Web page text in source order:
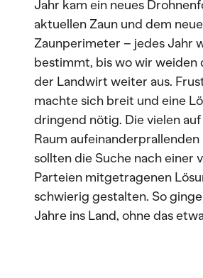
Jahr kam ein neues
aktuellen Zaun und dem
Zaunperimeter – jedes Jahr
bestimmt, bis wo wir weiden
der Landwirt weiter aus.
machte sich breit und eine
dringend nötig. Die vielen
Raum
sollten die Suche nach einer
Parteien mitgetragenen
schwierig gestalten. So
Jahre ins Land, ohne das